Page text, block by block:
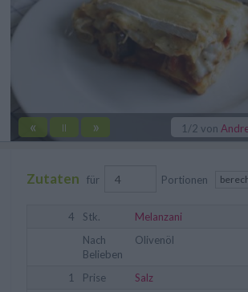
« || » 1/2 von
Zutaten für Portionen
4 Stk.
Melanzani
Nach
Belieben
Olivenöl
1 Prise
Salz